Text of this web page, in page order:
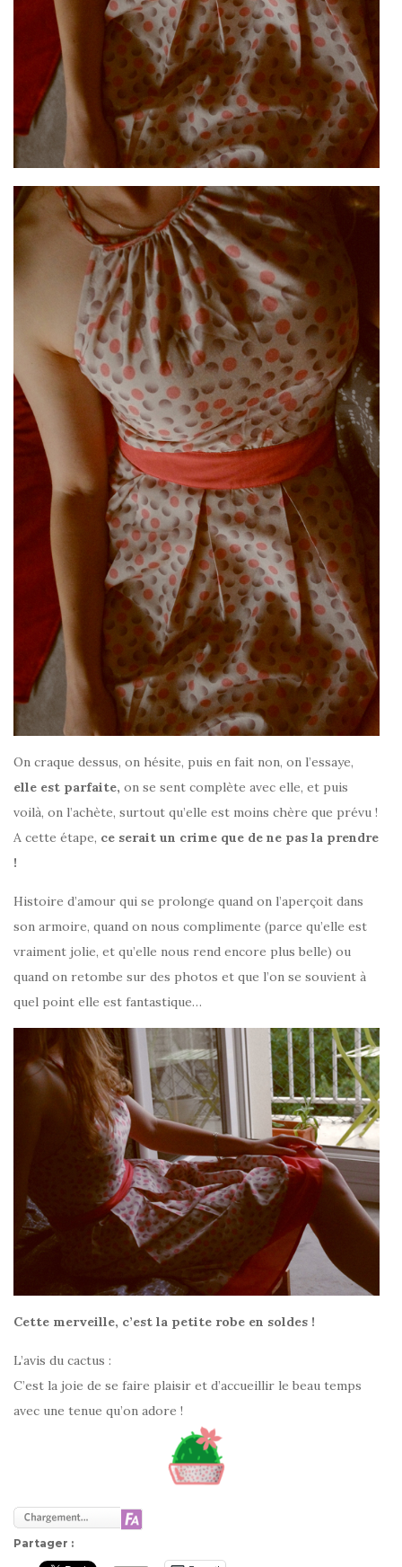
On craque dessus, on hésite, puis en fait non, on l’essaye,
elle est parfaite, on se sent complète avec elle, et puis
voilà, on l’achète, surtout qu’elle est moins chère que prévu !
A cette étape, ce serait un crime que de ne pas la prendre
!
Histoire d’amour qui se prolonge quand on l’aperçoit dans
son armoire, quand on nous complimente (parce qu’elle est
vraiment jolie, et qu’elle nous rend encore plus belle) ou
quand on retombe sur des photos et que l’on se souvient à
quel point elle est fantastique…
Cette merveille, c’est la petite robe en soldes !
L’avis du cactus :
C’est la joie de se faire plaisir et d’accueillir le beau temps
avec une tenue qu’on adore !
Partager :